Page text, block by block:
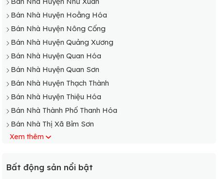
Bán Nhà Xã Hoằng Phú
Bán Nhà Xã Hoằng Phụ
Bán Nhà Xã Hoằng Phúc
Bán Nhà Xã Hoằng Phượng
Bán Nhà Xã Hoằng Quang
Bán Nhà Xã Hoằng Quý
Bán Nhà Xã Hoằng Quỳ
Bán Nhà Xã Hoằng Sơn
Bán Nhà Xã Hoằng Tân
Bán Nhà Xã Hoằng Thái
Bán Nhà Xã Hoằng Thành
Bán Nhà Huyện Hoằng Hóa
Bán Nhà Huyện Nông Cống
Bán Nhà Huyện Quảng Xương
Bán Nhà Huyện Quan Hóa
Bán Nhà Huyện Quan Sơn
Bán Nhà Huyện Thạch Thành
Bán Nhà Huyện Thiệu Hóa
Bán Nhà Thành Phố Thanh Hóa
Bán Nhà Thị Xã Bỉm Sơn
Bán Nhà Thành Phố Sầm Sơn
Bán Nhà Huyện Cẩm Thủy
Xem thêm
Bất động sản nổi bật